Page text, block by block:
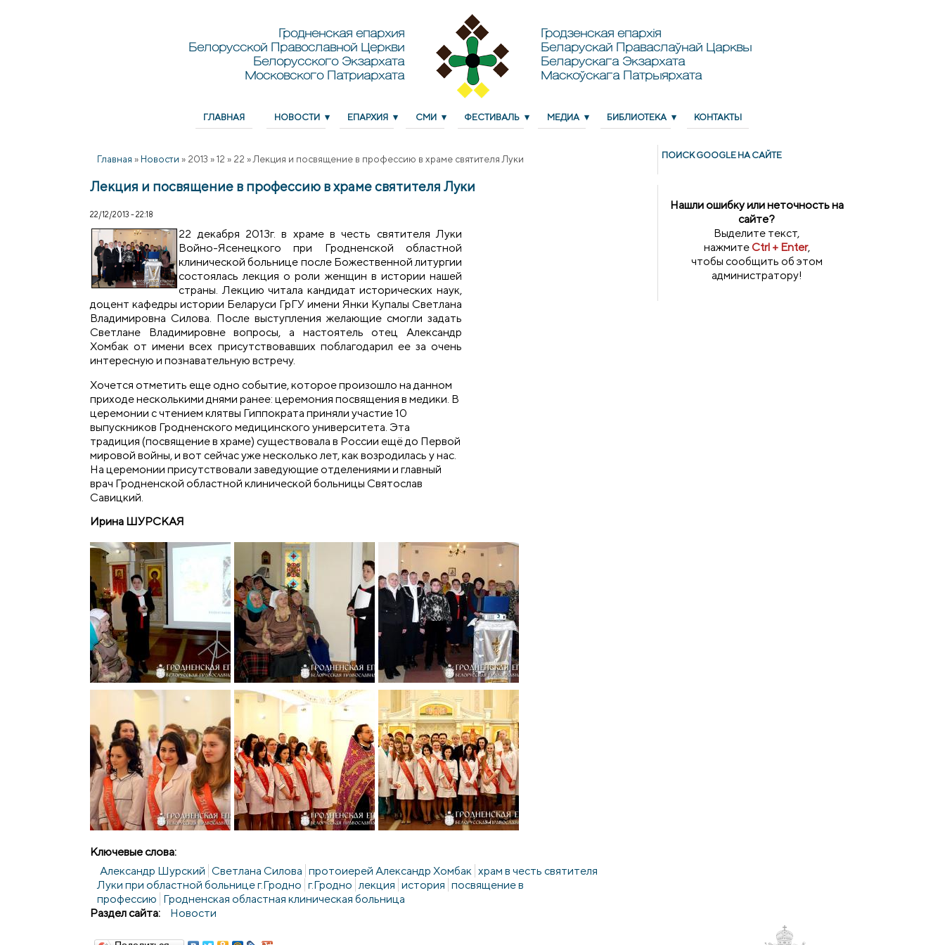
Гродненская епархия
Белорусской Православной Церкви
Белорусского Экзархата
Московского Патриархата
Гродзенская епархія
Беларускай Праваслаўнай Царквы
Беларускага Экзархата
Маскоўскага Патрыярхата
ГЛАВНАЯ НОВОСТИ ЕПАРХИЯ СМИ ФЕСТИВАЛЬ МЕДИА БИБЛИОТЕКА КОНТАКТЫ
Главная » Новости » 2013 » 12 » 22 » Лекция и посвящение в профессию в храме святителя Луки
Лекция и посвящение в профессию в храме святителя Луки
22/12/2013 - 22:18
22 декабря 2013г. в храме в честь святителя Луки
Войно-Ясенецкого при Гродненской областной
клинической больнице после Божественной литургии
состоялась лекция о роли женщин в истории нашей
страны. Лекцию читала кандидат исторических наук,
доцент кафедры истории Беларуси ГрГУ имени Янки Купалы Светлана
Владимировна Силова. После выступления желающие смогли задать
Светлане Владимировне вопросы, а настоятель отец Александр
Хомбак от имени всех присутствовавших поблагодарил ее за очень
интересную и познавательную встречу.
Хочется отметить еще одно событие, которое произошло на данном
приходе несколькими днями ранее: церемония посвящения в медики. В
церемонии с чтением клятвы Гиппократа приняли участие 10
выпускников Гродненского медицинского университета. Эта
традиция (посвящение в храме) существовала в России ещё до Первой
мировой войны, и вот сейчас уже несколько лет, как возродилась у нас.
На церемонии присутствовали заведующие отделениями и главный
врач Гродненской областной клинической больницы Святослав
Савицкий.
Ирина ШУРСКАЯ
Ключевые слова:
Александр Шурский Светлана Силова протоиерей Александр Хомбак храм в честь святителя
Луки при областной больнице г.Гродно г.Гродно лекция история посвящение в
профессию Гродненская областная клиническая больница
Раздел сайта:
Новости
ПОИСК GOОGLE НА САЙТЕ
Нашли ошибку или неточность на
сайте?
Выделите текст,
нажмитеCtrl + Enter,
чтобы сообщить об этом
администратору!